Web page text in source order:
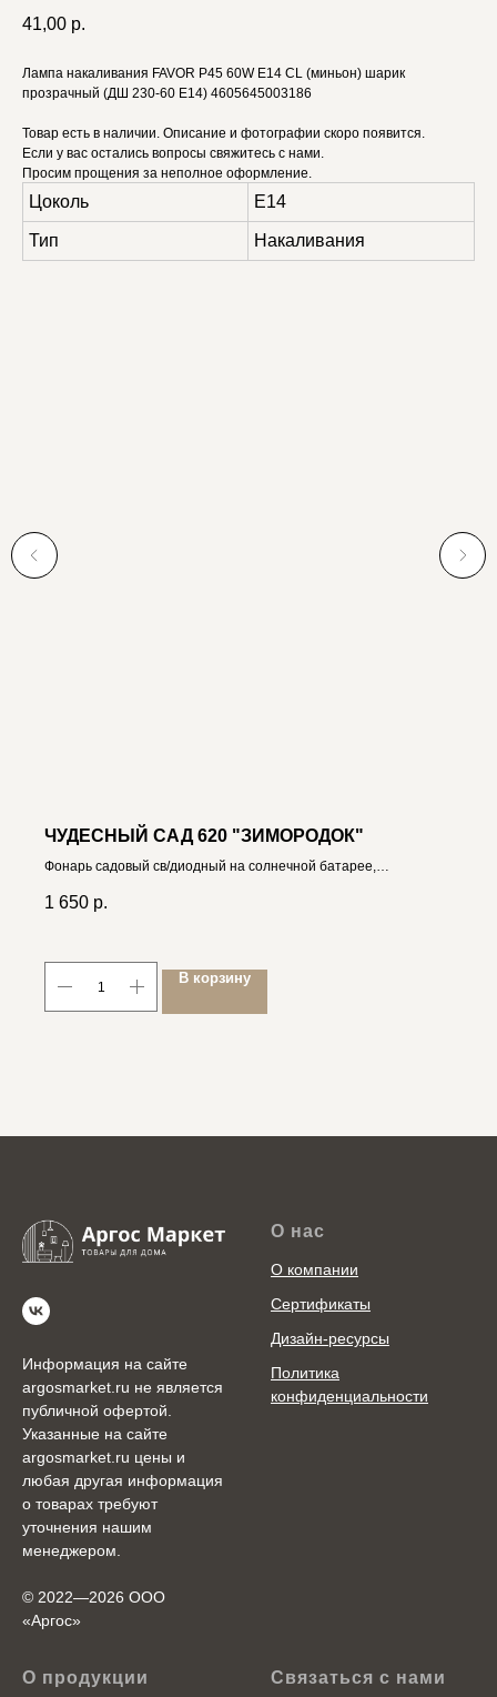
41,00 р.
Лампа накаливания FAVOR P45 60W E14 CL (миньон) шарик
прозрачный (ДШ 230-60 E14) 4605645003186
Товар есть в наличии. Описание и фотографии скоро появится.
Если у вас остались вопросы свяжитесь с нами.
Просим прощения за неполное оформление.
Цоколь E14
Тип Накаливания
ЧУДЕСНЫЙ САД 620 "ЗИМОРОДОК"
Фонарь садовый св/диодный на солнечной батарее,
1 650 р.
В корзину
Информация на сайте
argosmarket.ru не является
публичной офертой.
Указанные на сайте
argosmarket.ru цены и
любая другая информация
о товарах требуют
уточнения нашим
менеджером.
© 2022—2026 ООО
«Аргоc»
О нас
О компании
Сертификаты
Дизайн-ресурсы
Политика
конфиденциальности
О продукции Связаться с нами